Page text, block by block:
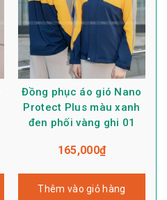
Đồng phục áo gió Nano
Protect Plus màu xanh
đen phối vàng ghi 01
165,000₫
Thêm vào giỏ hàng